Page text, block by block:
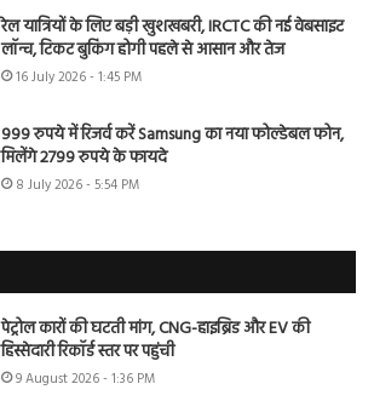
रेल यात्रियों के लिए बड़ी खुशखबरी, IRCTC की नई वेबसाइट
लॉन्च, टिकट बुकिंग होगी पहले से आसान और तेज
16 July 2026 - 1:45 PM
999 रुपये में रिजर्व करें Samsung का नया फोल्डेबल फोन,
मिलेंगे 2799 रुपये के फायदे
8 July 2026 - 5:54 PM
पेट्रोल कारों की घटती मांग, CNG-हाइब्रिड और EV की
हिस्सेदारी रिकॉर्ड स्तर पर पहुंची
9 August 2026 - 1:36 PM